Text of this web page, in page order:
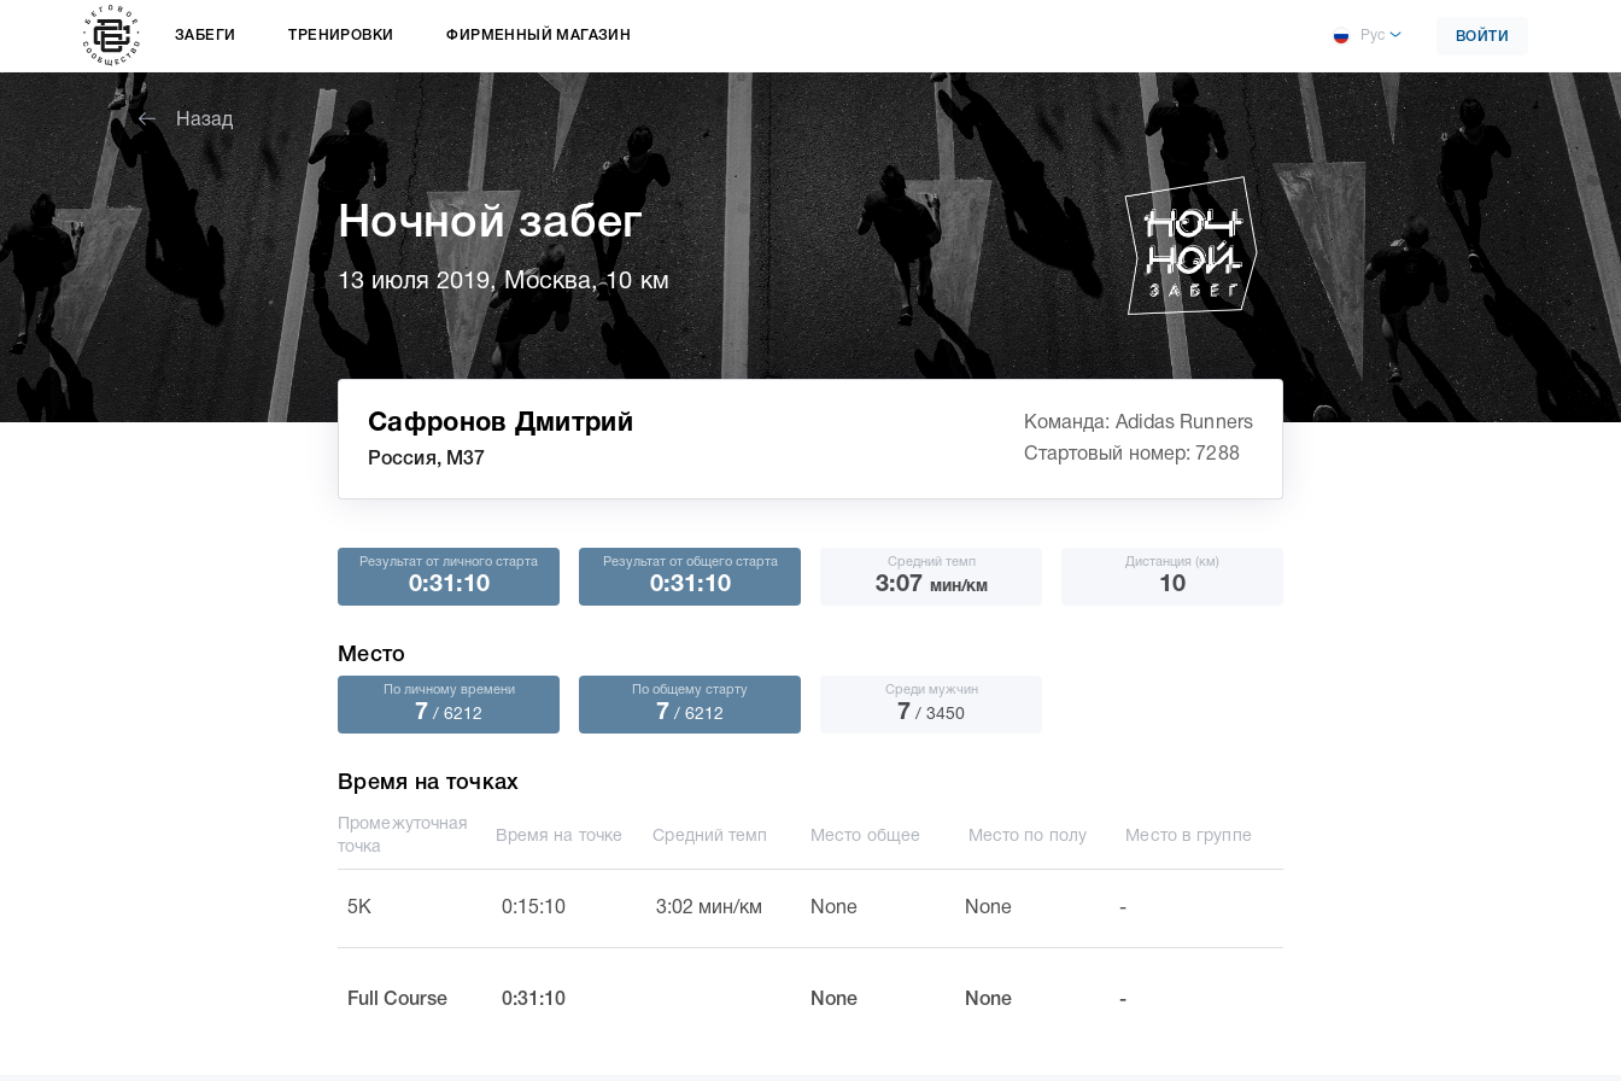
ЗАБЕГИ ТРЕНИРОВКИ ФИРМЕННЫЙ МАГАЗИН Рус ВОЙТИ
Назад
Ночной забег
13 июля 2019, Москва, 10 км
Сафронов Дмитрий
Россия, М37
Команда: Adidas Runners
Стартовый номер: 7288
Результат от личного старта
0:31:10
Результат от общего старта
0:31:10
Средний темп
3:07 мин/км
Дистанция (км)
10
Место
По личному времени
7 / 6212
По общему старту
7 / 6212
Среди мужчин
7 / 3450
Время на точках
Промежуточная
точка
Время на точке Средний темп Место общее Место по полу Место в группе
5K 0:15:10 3:02 мин/км None None -
Full Course 0:31:10 None None -